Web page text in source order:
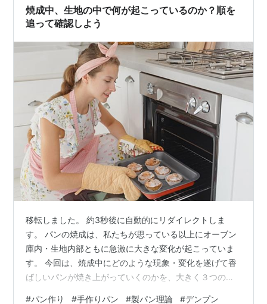
できます。 とい…
焼成中、生地の中で何が起こっているのか？順を
追って確認しよう
移転しました。 約3秒後に自動的にリダイレクトしま
す。 パンの焼成は、私たちが思っている以上にオーブン
庫内・生地内部ともに急激に大きな変化が起こっていま
す。 今回は、焼成中にどのような現象・変化を遂げて香
ばしいパンが焼き上がっていくのかを、大きく３つのセ
#パン作り #手作りパン #製パン理論 #デンプン